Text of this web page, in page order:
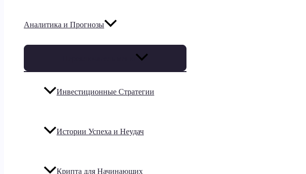
Аналитика и Прогнозы
Инвестиционные Стратегии
Истории Успеха и Неудач
Крипта для Начинающих